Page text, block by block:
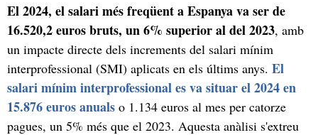
El 2024, el salari més freqüent a Espanya va ser de
16.520,2 euros bruts, un 6% superior al del 2023, amb
un impacte directe dels increments del salari mínim
interprofessional (SMI) aplicats en els últims anys. El
salari mínim interprofessional es va situar el 2024 en
15.876 euros anuals o 1.134 euros al mes per catorze
pagues, un 5% més que el 2023. Aquesta anàlisi s'extreu